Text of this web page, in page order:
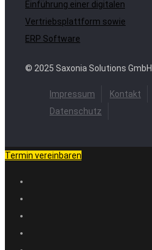
Einführung einer digitalen
Vertriebsplattform sowie
ERP Software
© 2025 Saxonia Solutions GmbH
Impressum Kontakt
Datenschutz
Termin vereinbaren